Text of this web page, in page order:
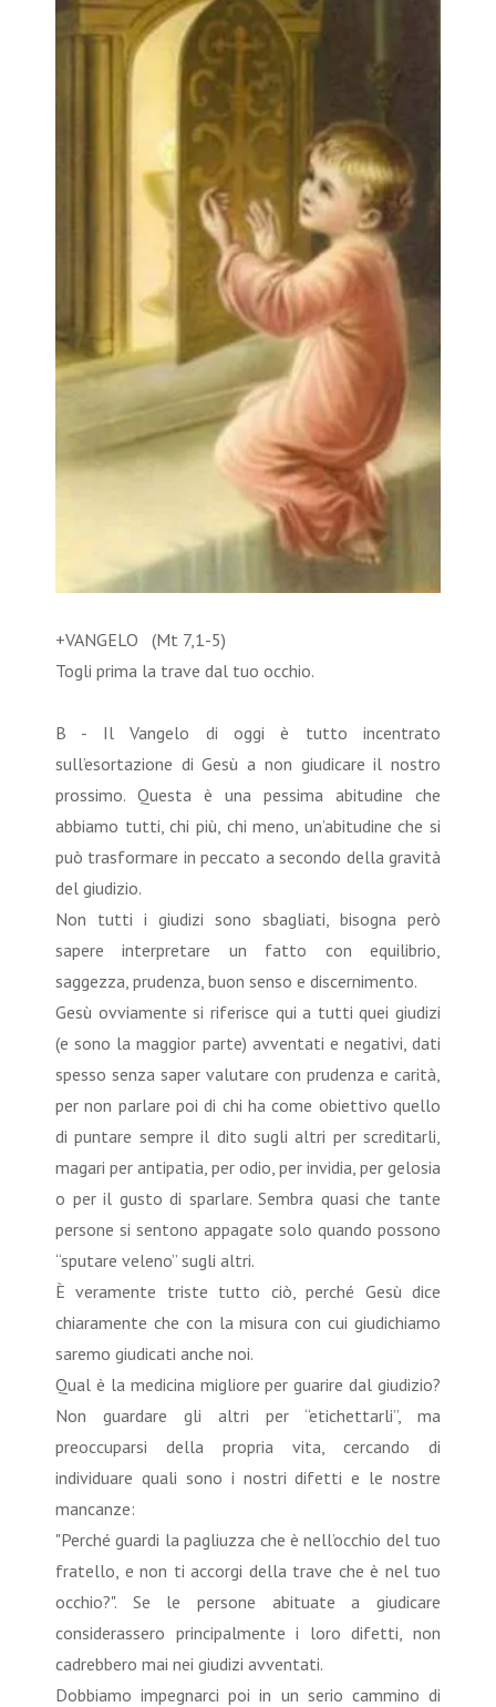
+VANGELO (Mt 7,1-5)
Togli prima la trave dal tuo occhio.
B - Il Vangelo di oggi è tutto incentrato
sull’esortazione di Gesù a non giudicare il nostro
prossimo. Questa è una pessima abitudine che
abbiamo tutti, chi più, chi meno, un’abitudine che si
può trasformare in peccato a secondo della gravità
del giudizio.
Non tutti i giudizi sono sbagliati, bisogna però
sapere interpretare un fatto con equilibrio,
saggezza, prudenza, buon senso e discernimento.
Gesù ovviamente si riferisce qui a tutti quei giudizi
(e sono la maggior parte) avventati e negativi, dati
spesso senza saper valutare con prudenza e carità,
per non parlare poi di chi ha come obiettivo quello
di puntare sempre il dito sugli altri per screditarli,
magari per antipatia, per odio, per invidia, per gelosia
o per il gusto di sparlare. Sembra quasi che tante
persone si sentono appagate solo quando possono
“sputare veleno” sugli altri.
È veramente triste tutto ciò, perché Gesù dice
chiaramente che con la misura con cui giudichiamo
saremo giudicati anche noi.
Qual è la medicina migliore per guarire dal giudizio?
Non guardare gli altri per “etichettarli”, ma
preoccuparsi della propria vita, cercando di
individuare quali sono i nostri difetti e le nostre
mancanze:
"Perché guardi la pagliuzza che è nell’occhio del tuo
fratello, e non ti accorgi della trave che è nel tuo
occhio?". Se le persone abituate a giudicare
considerassero principalmente i loro difetti, non
cadrebbero mai nei giudizi avventati.
Dobbiamo impegnarci poi in un serio cammino di